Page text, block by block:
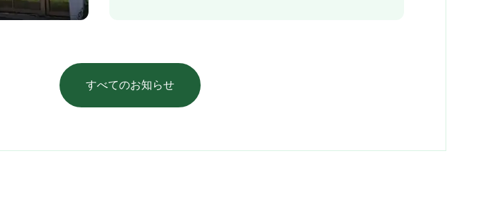
すべてのお知らせ